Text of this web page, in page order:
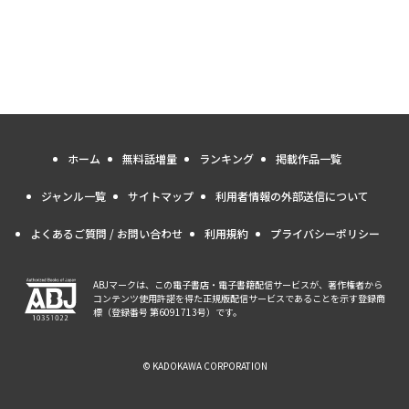
ホーム 無料話増量 ランキング 掲載作品一覧
ジャンル一覧 サイトマップ 利用者情報の外部送信について
よくあるご質問 / お問い合わせ 利用規約 プライバシーポリシー
ABJマークは、この電子書店・電子書籍配信サービスが、著作権者から
コンテンツ使用許諾を得た正規版配信サービスであることを示す登録商
標（登録番号 第6091713号）です。
© KADOKAWA CORPORATION